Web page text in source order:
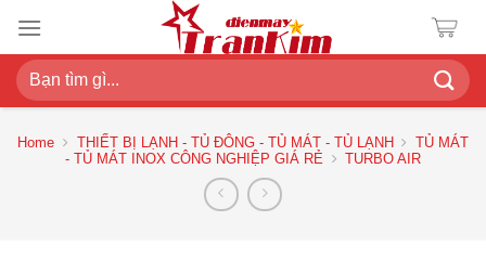
đến
nội
dung
Search
for:
Home THIẾT BỊ LẠNH - TỦ ĐÔNG - TỦ MÁT - TỦ LẠNH
TỦ MÁT
- TỦ MÁT INOX CÔNG NGHIỆP GIÁ RẺ
TURBO AIR